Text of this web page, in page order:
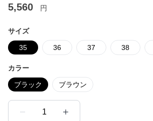
5,560 円
サイズ
35 36 37 38
カラー
ブラック ブラウン
1